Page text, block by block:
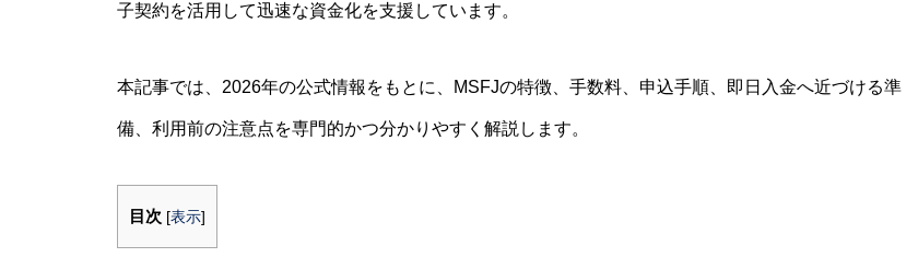
子契約を活用して迅速な資金化を支援しています。
本記事では、2026年の公式情報をもとに、MSFJの特徴、手数料、申込手順、即日入金へ近づける準
備、利用前の注意点を専門的かつ分かりやすく解説します。
目次 [表示]